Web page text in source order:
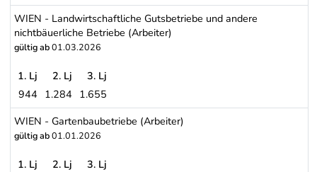
VORARLBERG - Gartenbaubetriebe (Arbeiter)
WIEN - Landwirtschaftliche Gutsbetriebe und andere
nichtbäuerliche Betriebe (Arbeiter)
gültig ab01.03.2026
WIEN - Landwirtschaftliche Gutsbetriebe und andere
1. Lj 2. Lj
3. Lj
944 1.284 1.655
WIEN - Gartenbaubetriebe (Arbeiter)
gültig ab01.01.2026
1. Lj 2. Lj
3. Lj